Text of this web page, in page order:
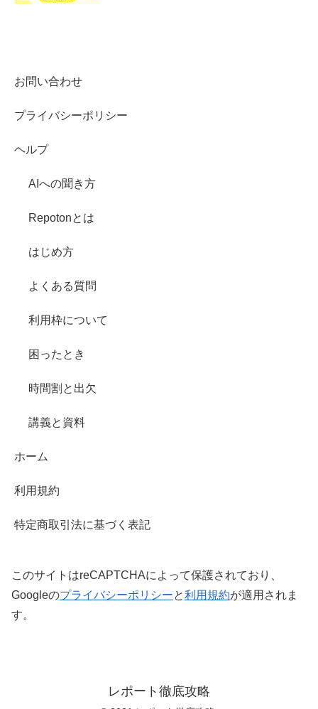
お問い合わせ
プライバシーポリシー
ヘルプ
AIへの聞き方
Repotonとは
はじめ方
よくある質問
利用枠について
困ったとき
時間割と出欠
講義と資料
ホーム
利用規約
特定商取引法に基づく表記
このサイトはreCAPTCHAによって保護されており、
Googleのプライバシーポリシーと利用規約が適用されま
す。
レポート徹底攻略